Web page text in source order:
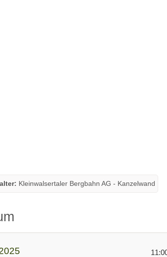
Kleinwalsertaler Bergbahn AG - Kanzelwand